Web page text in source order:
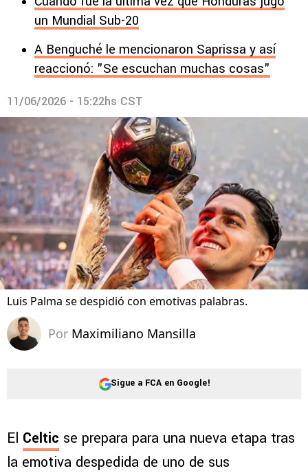
un Mundial Sub-20
A Benguché le mencionaron Saprissa y así
reaccionó: "Se escuchan muchas cosas"
11/06/2026 - 15:22hs CST
Luis Palma se despidió con emotivas palabras.
Por Maximiliano Mansilla
Sigue a FCA en Google!
El Celtic se prepara para una nueva etapa tras
la emotiva despedida de uno de sus